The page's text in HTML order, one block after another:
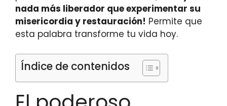
nada más liberador que experimentar su
misericordia y restauración! Permite que
esta palabra transforme tu vida hoy.
Índice de contenidos